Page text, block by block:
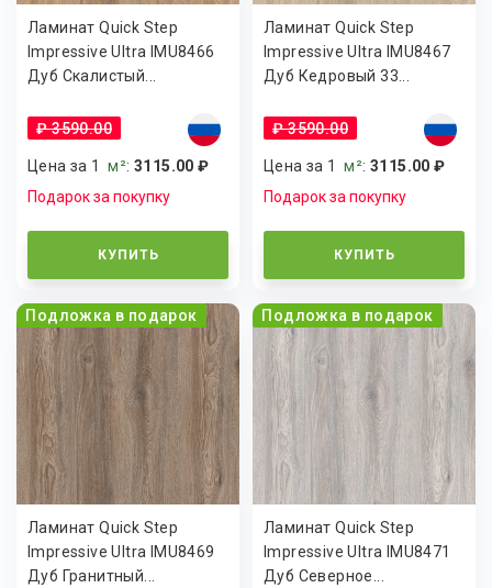
Ламинат Quick Step
Impressive Ultra IMU8466
Дуб Скалистый...
₽ 3590.00
Цена за 1м²:3115.00 ₽
Подарок за покупку
КУПИТЬ
Ламинат Quick Step
Impressive Ultra IMU8467
Дуб Кедровый 33...
₽ 3590.00
Цена за 1м²:3115.00 ₽
Подарок за покупку
КУПИТЬ
Подложка в подарок
Ламинат Quick Step
Impressive Ultra IMU8469
Дуб Гранитный...
Подложка в подарок
Ламинат Quick Step
Impressive Ultra IMU8471
Дуб Северное...